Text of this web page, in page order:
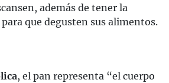
además de tener la
que degusten sus alimentos.
, el pan representa “el cuerpo